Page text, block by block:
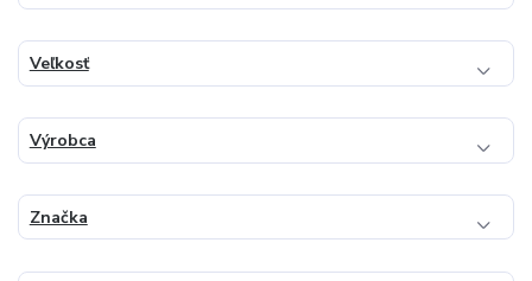
Veľkosť
Výrobca
Značka